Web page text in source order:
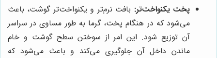
پخت یکنواخت‌تر: بافت نرم‌تر و یکنواخت‌تر گوشت، باعث
می‌شود که در هنگام پخت، گرما به طور مساوی در سراسر
آن توزیع شود. این امر از سوختن سطح گوشت و خام
ماندن داخل آن جلوگیری می‌کند و باعث می‌شود که